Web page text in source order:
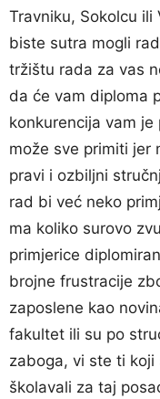
Travniku, Sokolcu
biste sutra mogli
tržištu rada za vas
da će vam diploma
konkurencija vam
može sve primiti jer
pravi i ozbiljni
rad bi već neko
ma koliko surovo
primjerice
brojne frustracije
zaposlene kao
fakultet ili su po
zaboga, vi ste ti
školavali za taj